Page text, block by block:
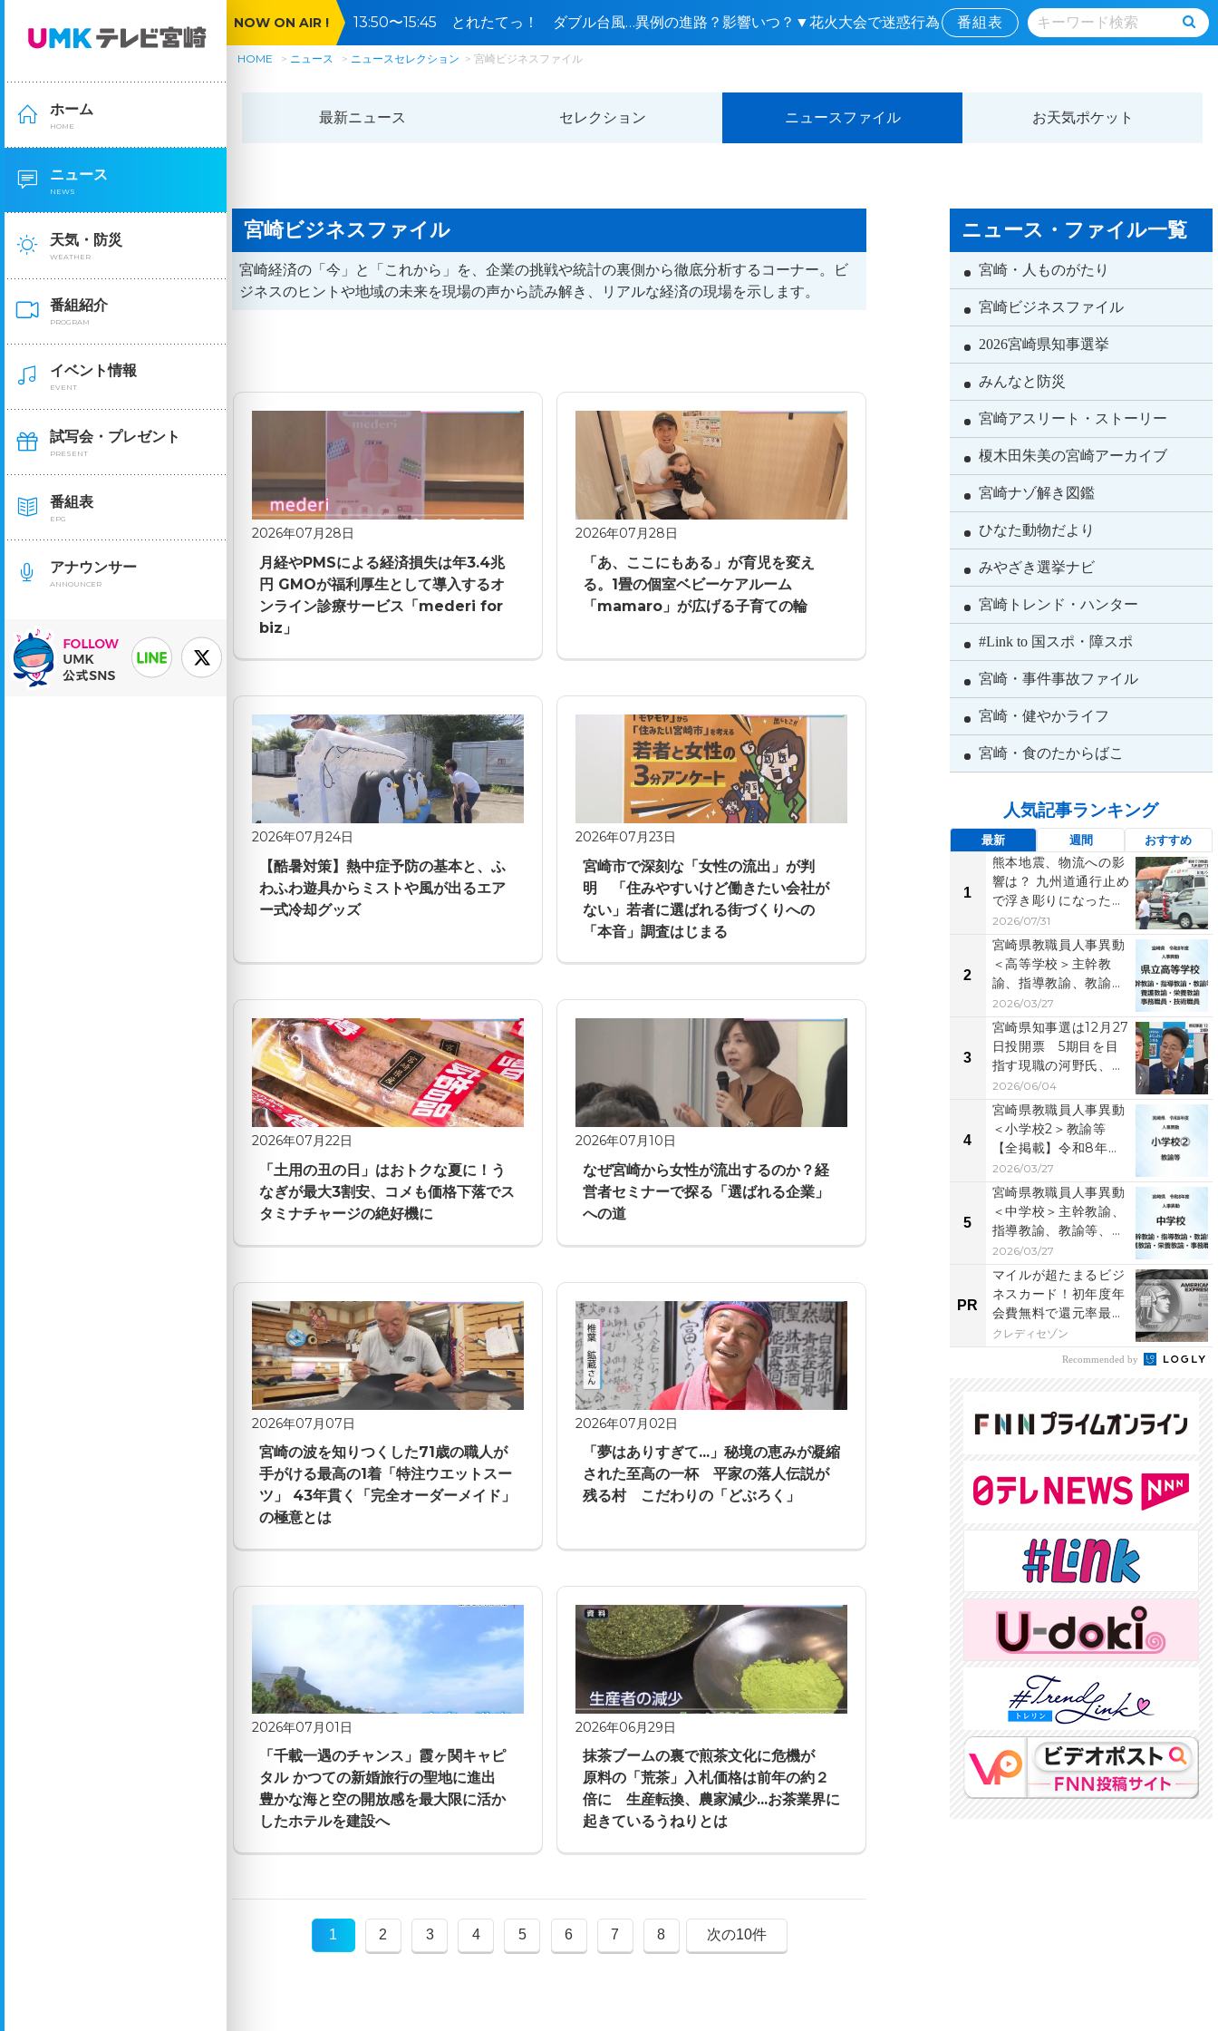
ホーム
HOME
ニュース
NEWS
天気・防災
WEATHER
番組紹介
PROGRAM
イベント情報
EVENT
試写会・プレゼント
PRESENT
番組表
EPG
アナウンサー
ANNOUNCER
NOW ON AIR !
13:50〜15:45 とれたてっ！ ダブル台風…異例の進路？影響いつ？▼花火大会で迷惑行為
が横行🈑🈓
番組表
HOME ニュース ニュースセレクション 宮崎ビジネスファイル
最新ニュース セレクション ニュースファイル お天気ポケット
宮崎ビジネスファイル
宮崎経済の「今」と「これから」を、企業の挑戦や統計の裏側から徹底分析するコーナー。ビ
ジネスのヒントや地域の未来を現場の声から読み解き、リアルな経済の現場を示します。
2026年07月28日
月経やPMSによる経済損失は年3.4兆
円 GMOが福利厚生として導入するオ
ンライン診療サービス「mederi for
biz」
2026年07月28日
「あ、ここにもある」が育児を変え
る。1畳の個室ベビーケアルーム
「mamaro」が広げる子育ての輪
2026年07月24日
【酷暑対策】熱中症予防の基本と、ふ
わふわ遊具からミストや風が出るエア
ー式冷却グッズ
2026年07月23日
宮崎市で深刻な「女性の流出」が判
明 「住みやすいけど働きたい会社が
ない」若者に選ばれる街づくりへの
「本音」調査はじまる
2026年07月22日
「土用の丑の日」はおトクな夏に！う
なぎが最大3割安、コメも価格下落でス
タミナチャージの絶好機に
2026年07月10日
なぜ宮崎から女性が流出するのか？経
営者セミナーで探る「選ばれる企業」
への道
2026年07月07日
宮崎の波を知りつくした71歳の職人が
手がける最高の1着「特注ウエットスー
ツ」 43年貫く「完全オーダーメイド」
の極意とは
2026年07月02日
「夢はありすぎて...」秘境の恵みが凝縮
された至高の一杯 平家の落人伝説が
残る村 こだわりの「どぶろく」
2026年07月01日
「千載一遇のチャンス」霞ヶ関キャピ
タル かつての新婚旅行の聖地に進出
豊かな海と空の開放感を最大限に活か
したホテルを建設へ
2026年06月29日
抹茶ブームの裏で煎茶文化に危機が
原料の「荒茶」入札価格は前年の約２
倍に 生産転換、農家減少...お茶業界に
起きているうねりとは
1 2 3 4 5 6 7 8 次の10件
ニュース・ファイル一覧
宮崎・人ものがたり
宮崎ビジネスファイル
2026宮崎県知事選挙
みんなと防災
宮崎アスリート・ストーリー
榎木田朱美の宮崎アーカイブ
宮崎ナゾ解き図鑑
ひなた動物だより
みやざき選挙ナビ
宮崎トレンド・ハンター
#Link to 国スポ・障スポ
宮崎・事件事故ファイル
宮崎・健やかライフ
宮崎・食のたからばこ
人気記事ランキング
最新 週間 おすすめ
1
熊本地震、物流への影
響は？ 九州道通行止め
で浮き彫りになった
「労働時間」と「物
流...
2026/07/31
2
宮崎県教職員人事異動
＜高等学校＞主幹教
諭、指導教諭、教諭
等、養護教諭、事務職
員、...
2026/03/27
3
宮崎県知事選は12月27
日投開票 5期目を目
指す現職の河野氏、元
県議の右松氏、元...
2026/06/04
4
宮崎県教職員人事異動
＜小学校2＞教諭等
【全掲載】令和8年
度 あなたの恩師はど
の学...
2026/03/27
5
宮崎県教職員人事異動
＜中学校＞主幹教諭、
指導教諭、教諭等、養
護教諭、栄養教諭、
事...
2026/03/27
PR
マイルが超たまるビジ
ネスカード！初年度年
会費無料で還元率最大
1.125%
クレディセゾン
Recommended by